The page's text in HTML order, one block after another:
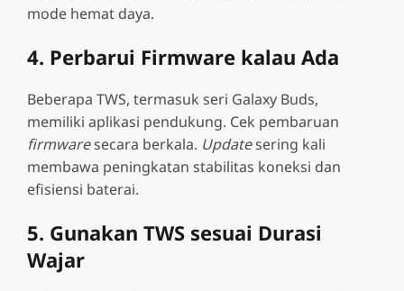
mode hemat daya.
4. Perbarui Firmware kalau Ada
Beberapa TWS, termasuk seri Galaxy Buds,
memiliki aplikasi pendukung. Cek pembaruan
firmwaresecara berkala. Updatesering kali
membawa peningkatan stabilitas koneksi dan
efisiensi baterai.
5. Gunakan TWS sesuai Durasi
Wajar